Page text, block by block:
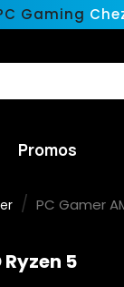
Gaming
Promos
PC Gamer
Ryzen 5